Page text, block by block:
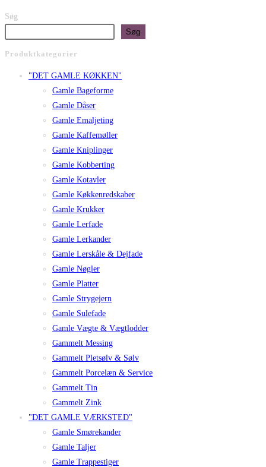
Søg
Søg
Produktkategorier
"DET GAMLE KØKKEN"
Gamle Bageforme
Gamle Dåser
Gamle Emaljeting
Gamle Kaffemøller
Gamle Kniplinger
Gamle Kobberting
Gamle Kotavler
Gamle Køkkenredskaber
Gamle Krukker
Gamle Lerfade
Gamle Lerkander
Gamle Lerskåle & Dejfade
Gamle Nøgler
Gamle Platter
Gamle Strygejern
Gamle Sulefade
Gamle Vægte & Vægtlodder
Gammelt Messing
Gammelt Pletsølv & Sølv
Gammelt Porcelæn & Service
Gammelt Tin
Gammelt Zink
"DET GAMLE VÆRKSTED"
Gamle Smørekander
Gamle Taljer
Gamle Trappestiger